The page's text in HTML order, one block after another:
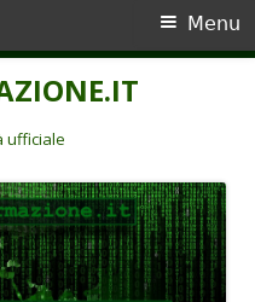
ufficiale
Menu